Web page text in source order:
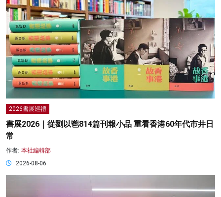
2026書展巡禮
書展2026｜從劉以鬯814篇刊報小品 重看香港60年代市井日
常
作者: 本社編輯部
2026-08-06